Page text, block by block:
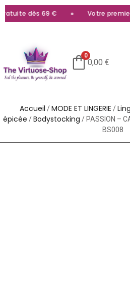
dès 69 € Votre premier
0
0,00 €
Accueil /MODE ET LINGERIE /
épicée /Bodystocking / PASSION –
BS008